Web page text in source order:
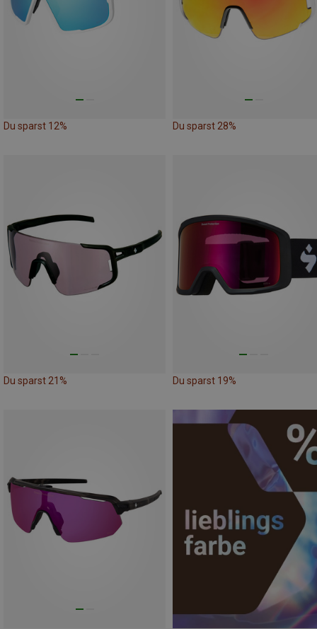
Du sparst 12% Du sparst 28%
Du sparst 21% Du sparst 19%